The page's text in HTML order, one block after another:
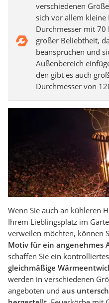
verschiedenen
sich vor allem
Durchmesser mit 70
großer Beliebtheit,
beanspruchen und
Außenbereich
den gibt es auch
Durchmesser von
Wenn Sie auch an kühleren
Ihrem Lieblingsplatz im
verweilen möchten, können
Motiv für ein angenehmes
schaffen Sie ein
gleichmäßige
werden in verschiedenen
angeboten und aus